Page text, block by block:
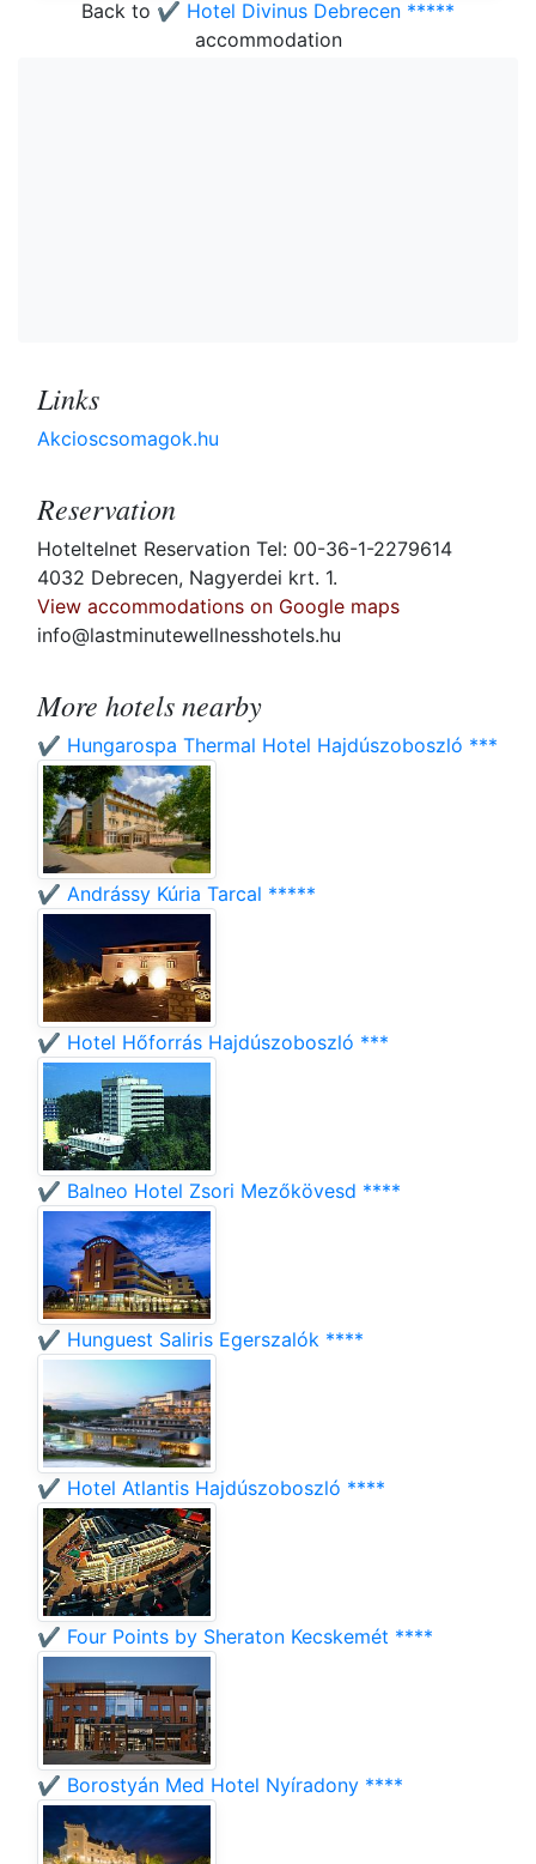
Back to ✔️ Hotel Divinus Debrecen *****
accommodation
Links
Akcioscsomagok.hu
Reservation
Hoteltelnet Reservation Tel: 00-36-1-2279614
4032 Debrecen, Nagyerdei krt. 1.
View accommodations on Google maps
info@lastminutewellnesshotels.hu
More hotels nearby
✔️ Hungarospa Thermal Hotel Hajdúszoboszló ***
✔️ Andrássy Kúria Tarcal *****
✔️ Hotel Hőforrás Hajdúszoboszló ***
✔️ Balneo Hotel Zsori Mezőkövesd ****
✔️ Hunguest Saliris Egerszalók ****
✔️ Hotel Atlantis Hajdúszoboszló ****
✔️ Four Points by Sheraton Kecskemét ****
✔️ Borostyán Med Hotel Nyíradony ****